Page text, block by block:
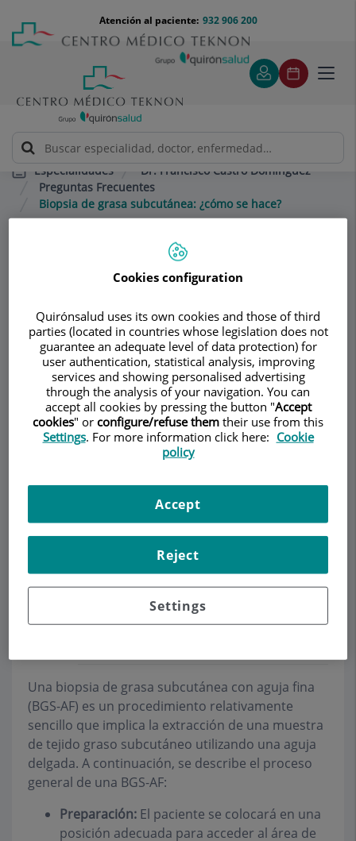
contenido
Menú
teléfono
cabecera
932 906 200
Atención al paciente:
Especialidades
Dr. Francisco Castro Domínguez
Preguntas Frecuentes
Biopsia de grasa subcutánea: ¿cómo se hace?
Domínguez
REUMATOLOGÍA
Horario
Pedir cita
Biopsia de grasa
subcutánea: ¿cómo se
Una biopsia de grasa subcutánea con aguja fina
(BGS-AF) es un procedimiento relativamente
sencillo que implica la extracción de una muestra
de tejido graso subcutáneo utilizando una aguja
delgada. A continuación, se describe el proceso
general de una BGS-AF:
Preparación: El paciente se colocará en una
posición adecuada para acceder al área de
Cookies configuration
Quirónsalud uses its own cookies and those of third
parties (located in countries whose legislation does not
guarantee an adequate level of data protection) for
user authentication, statistical analysis, improving
services and showing personalised advertising
through the analysis of your navigation. You can
accept all cookies by pressing the button "Accept
cookies" or configure/refuse them their use from this
Settings. For more information click here: Cookie
policy
Settings
Reject
Accept